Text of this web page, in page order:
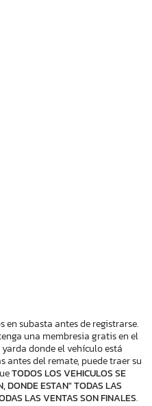
en subasta antes de registrarse.
una membresia gratis en el
donde el vehículo está
antes del remate, puede traer su
TODOS LOS VEHICULOS SE
DONDE ESTAN" TODAS LAS
LAS VENTAS SON FINALES.